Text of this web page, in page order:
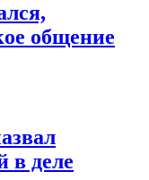
общение
в деле